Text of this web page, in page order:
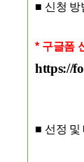
■ 신청 방
* 구글폼
https://
■ 선정 및